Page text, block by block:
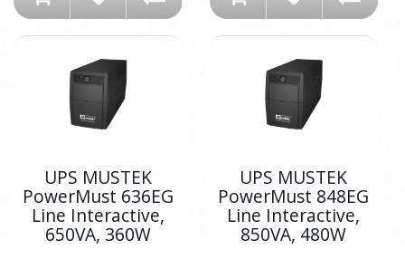
UPS MUSTEK
PowerMust 636EG
Line Interactive,
650VA, 360W
UPS MUSTEK
PowerMust 848EG
Line Interactive,
850VA, 480W